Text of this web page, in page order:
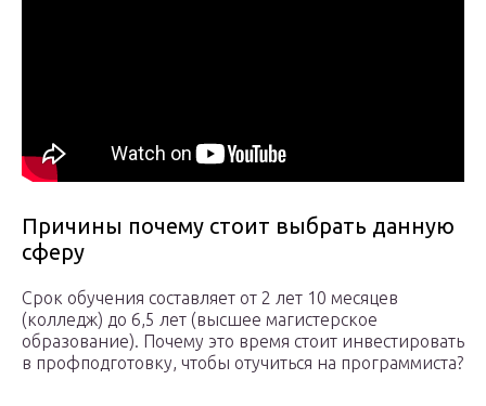
Причины почему стоит выбрать данную
сферу
Срок обучения составляет от 2 лет 10 месяцев
(колледж) до 6,5 лет (высшее магистерское
образование). Почему это время стоит инвестировать
в профподготовку, чтобы отучиться на программиста?